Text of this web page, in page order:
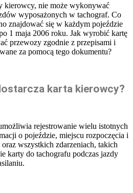
kierowcy, nie może wykonywać
wyposażonych w tachograf. Co
znajdować się w każdym pojeździe
1 maja 2006 roku. Jak wyrobić kartę
przewozy zgodnie z przepisami i
za pomocą tego dokumentu?
karta kierowcy?
rejestrowanie wielu istotnych
o pojeździe, miejscu rozpoczęcia i
wszystkich zdarzeniach, takich
karty do tachografu podczas jazdy